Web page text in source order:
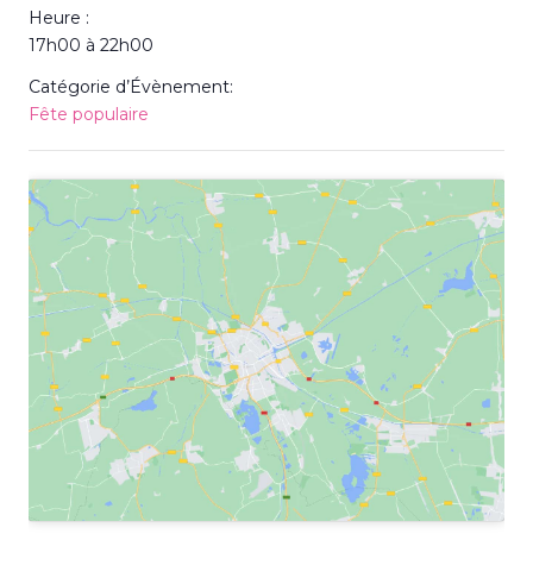
Heure :
17h00 à 22h00
Catégorie d’Évènement:
Fête populaire